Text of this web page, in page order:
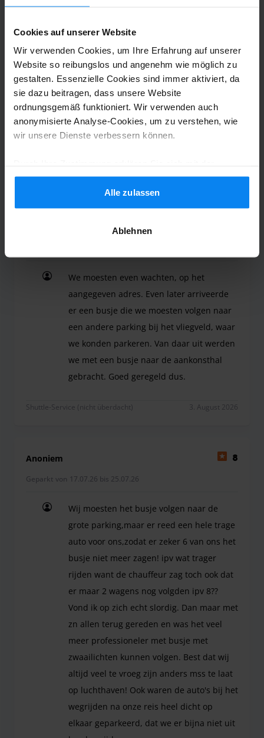
Cookies auf unserer Website
Wir verwenden Cookies, um Ihre Erfahrung auf unserer
Website so reibungslos und angenehm wie möglich zu
gestalten. Essenzielle Cookies sind immer aktiviert, da
sie dazu beitragen, dass unsere Website
ordnungsgemäß funktioniert. Wir verwenden auch
anonymisierte Analyse-Cookies, um zu verstehen, wie
wir unsere Dienste verbessern können.
Verwendung von Cookies gemäß den Regeln in Ihrem
Land einverstanden, können Ihre Einstellungen jedoch
jederzeit anpassen. Alle Einzelheiten finden Sie in
Alle zulassen
Ablehnen
Willy NKAONZOLO BOTSEYANGA
Geparkt von 28.07.26 bis 01.08.26
Merci
Merci
Shuttle-Service (nicht überdacht) 3. August 2026
We moesten even wachten, op het
aangegeven adres. Even later arriveerde
er een busje die we moesten volgen naar
een andere parking bij het vliegveld, waar
we konden parkeren. Van daar uit werden
we met een busje naar de aankonsthal
gebracht. Goed geregeld dus.
Shuttle-Service (nicht überdacht) 3. August 2026
Anoniem 8
Geparkt von 17.07.26 bis 25.07.26
Wij moesten het busje volgen naar de
grote parking,maar er reed een hele trage
auto voor ons,zodat er zeker 6 van ons het
busje niet meer zagen! ipv wat trager
rijden want de chauffeur zag toch ook dat
er maar 2 wagens nog volgden ipv 8??
Vond ik op zich echt slordig. Dan maar met
zn allen terug gereden en was het veel
meer professioneler met busje met
zwaailichten kunnen volgen. Best dat wij
altijd veel te vroeg zijn anders mss te laat
op luchthaven! Ook waren de auto's bij het
wegrijden na onze reis heel dicht op
elkaar geparkeerd, dat we er bijna niet uit